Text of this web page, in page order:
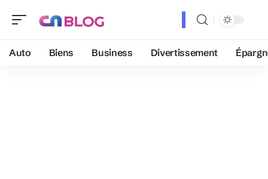
Auto Biens Business Divertissement